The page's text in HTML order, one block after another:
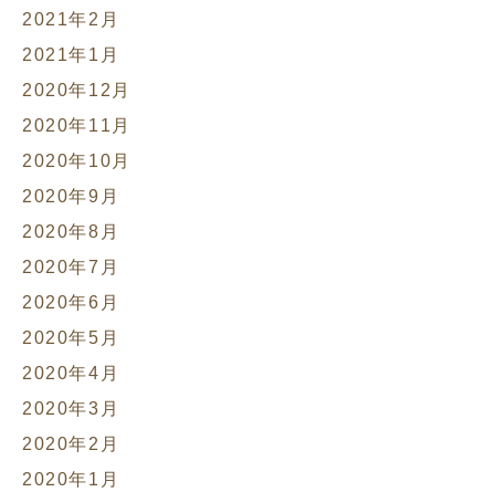
2021年2月
2021年1月
2020年12月
2020年11月
2020年10月
2020年9月
2020年8月
2020年7月
2020年6月
2020年5月
2020年4月
2020年3月
2020年2月
2020年1月